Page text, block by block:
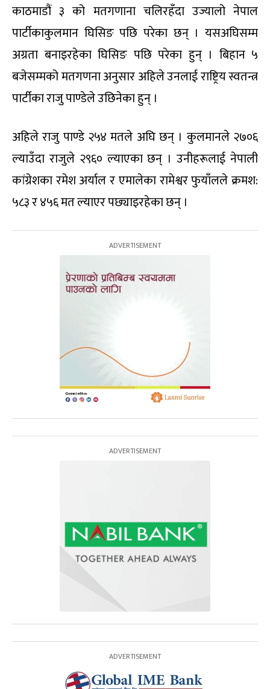
काठमाडौं ३ को मतगणाना चलिरहँदा उज्यालो नेपाल
पार्टीकाकुलमान घिसिङ पछि परेका छन् । यसअघिसम्म
अग्रता बनाइरहेका घिसिङ पछि परेका हुन् । बिहान ५
बजेसम्मको मतगणना अनुसार अहिले उनलाई राष्ट्रिय स्वतन्त्र
पार्टीका राजु पाण्डेले उछिनेका हुन् ।
अहिले राजु पाण्डे २५४ मतले अघि छन् । कुलमानले २७०६
ल्याउँदा राजुले २९६० ल्याएका छन् । उनीहरूलाई नेपाली
कांग्रेशका रमेश अर्याल र एमालेका रामेश्वर फुयाँलले क्रमश:
५८३ र ४५६ मत ल्याएर पछ्याइरहेका छन् ।